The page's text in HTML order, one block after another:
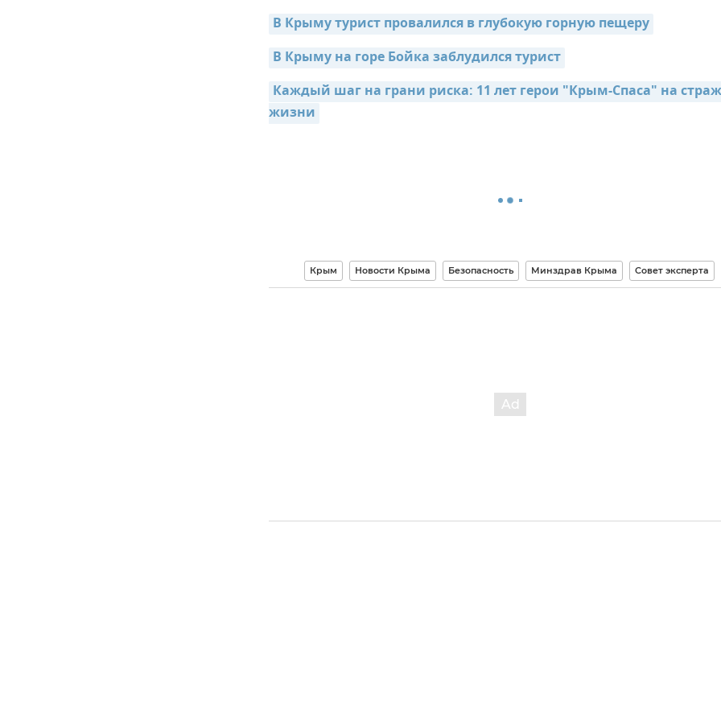
В Крыму турист провалился в глубокую горную пещеру
В Крыму на горе Бойка заблудился турист
Каждый шаг на грани риска: 11 лет герои "Крым-Спаса" на
жизни
Крым Новости Крыма Безопасность Минздрав Крыма Совет эксперта